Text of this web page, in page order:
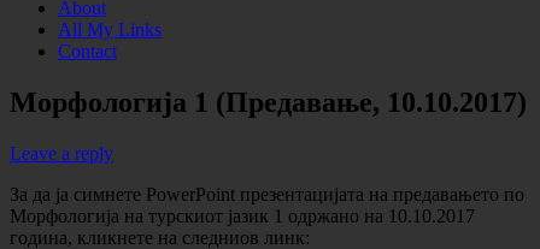
About
All My Links
Contact
Морфологија 1 (Предавање, 10.10.2017)
Leave a reply
За да ја симнете PowerPoint презентацијата на предавањето по
Морфологија на турскиот јазик 1 одржано на 10.10.2017
година, кликнете на следниов линк: